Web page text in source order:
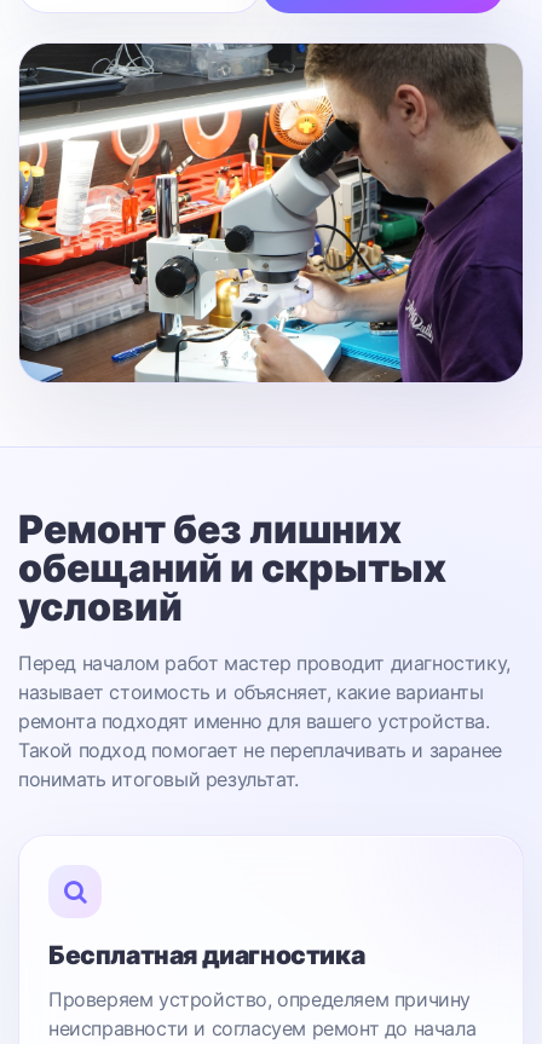
Ремонт без лишних
обещаний и скрытых
условий
Перед началом работ мастер проводит диагностику,
называет стоимость и объясняет, какие варианты
ремонта подходят именно для вашего устройства.
Такой подход помогает не переплачивать и заранее
понимать итоговый результат.
Бесплатная диагностика
Проверяем устройство, определяем причину
неисправности и согласуем ремонт до начала